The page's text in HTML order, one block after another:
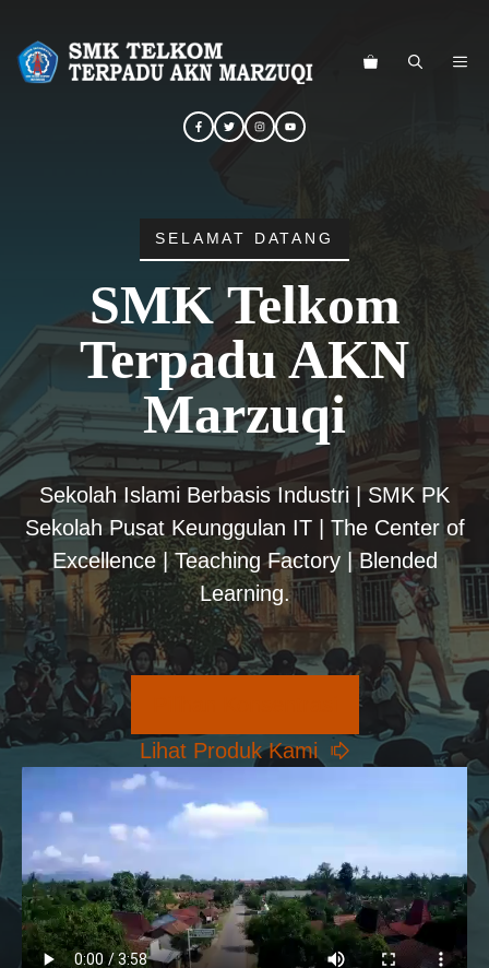
SELAMAT DATANG
SMK Telkom
Terpadu AKN
Marzuqi
Sekolah Islami Berbasis Industri | SMK PK
Sekolah Pusat Keunggulan IT | The Center of
Excellence | Teaching Factory | Blended
Learning.
Lihat Produk Kami